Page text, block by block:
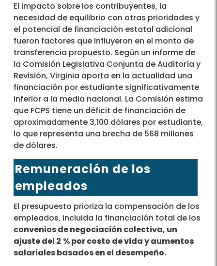
El impacto sobre los contribuyentes, la
necesidad de equilibrio con otras prioridades y
el potencial de financiación estatal adicional
fueron factores que influyeron en el monto de
transferencia propuesto. Según un informe de
la Comisión Legislativa Conjunta de Auditoría y
Revisión, Virginia aporta en la actualidad una
financiación por estudiante significativamente
inferior a la media nacional. La Comisión estima
que FCPS tiene un déficit de financiación de
aproximadamente 3,100 dólares por estudiante,
lo que representa una brecha de 568 millones
de dólares.
Remuneración de los
empleados
El presupuesto prioriza la compensación de los
empleados, incluida la financiación total de los
convenios de negociación colectiva, un
ajuste del 2 % por costo de vida y aumentos
salariales basados en el desempeño.